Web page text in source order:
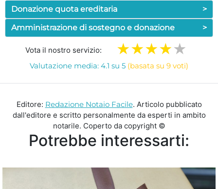
Donazione quota ereditaria
>
Amministrazione di sostegno e donazione
>
Vota il nostro servizio:
Valutazione media: 4.1 su 5 (basata su 9 voti)
Editore: Redazione Notaio Facile. Articolo pubblicato
dall'editore e scritto personalmente da esperti in ambito
notarile. Coperto da copyright ©
Potrebbe interessarti: